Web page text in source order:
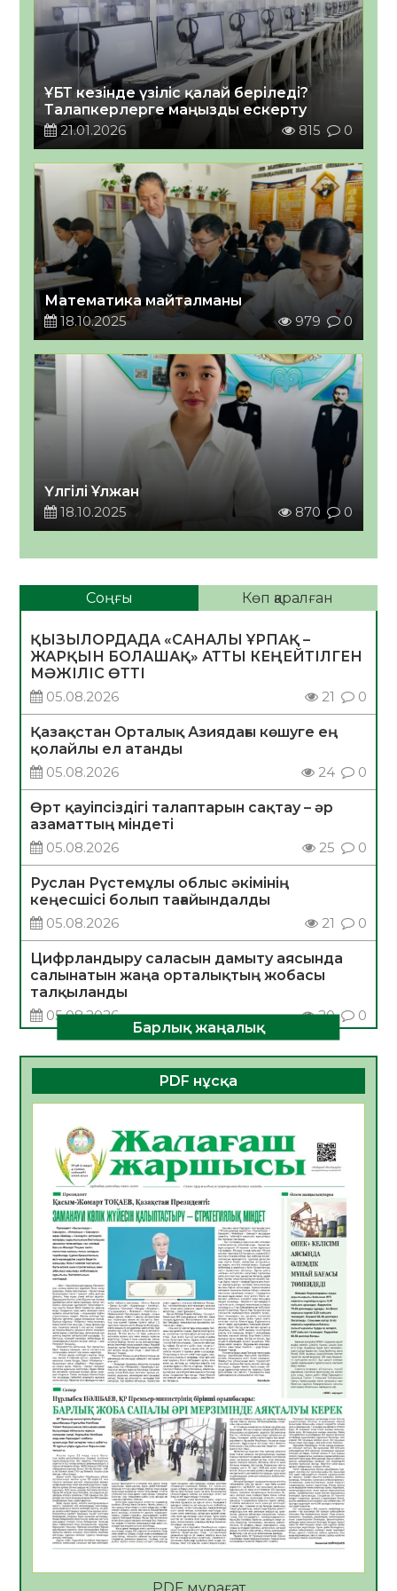
ҰБТ кезінде үзіліс қалай беріледі?
Талапкерлерге маңызды ескерту
21.01.2026
815 0
Математика майталманы
18.10.2025
979 0
Үлгілі Ұлжан
18.10.2025
870 0
Соңғы Көп қаралған
ҚЫЗЫЛОРДАДА «САНАЛЫ ҰРПАҚ –
ЖАРҚЫН БОЛАШАҚ» АТТЫ КЕҢЕЙТІЛГЕН
МӘЖІЛІС ӨТТІ
05.08.2026
21 0
Қазақстан Орталық Азиядағы көшуге ең
қолайлы ел атанды
05.08.2026
24 0
Өрт қауіпсіздігі талаптарын сақтау – әр
азаматтың міндеті
05.08.2026
25 0
Руслан Рүстемұлы облыс әкімінің
кеңесшісі болып тағайындалды
05.08.2026
21 0
Цифрландыру саласын дамыту аясында
салынатын жаңа орталықтың жобасы
талқыланды
05.08.2026
20 0
құралдарының таныстырылымы өтті
05.08.2026
21 0
Қазақстандықтардың 72,3%-ы жаңа
Құрылтай үшін дауыс беруге дайын
05.08.2026
23
ӘРБІР ДАУЫС – ҚОҒАМ ДАМУЫНА
ҚОСЫЛҒАН ҮЛЕС
05.08.2026
29
ҚҰРЫЛТАЙ САЙЛАУЫ – БІРЛІК ПЕН
ЖАУАПКЕРШІЛІККЕ БАСТАЙТЫН ҚАДАМ
05.08.2026
28
Мектептен – Ұлттық ұлан сапына
04.08.2026
38
Үкіметтік емес ұйымдарға арналған
сыйлықақы конкурсына өтінім қабылдау
басталды
04.08.2026
42
Үкіметте Президенттің отандық тауарды
қолдау жөніндегі тапсырмаларының
жүзеге асырылу барысы қаралуда
Барлық жаңалық
PDF нұсқа